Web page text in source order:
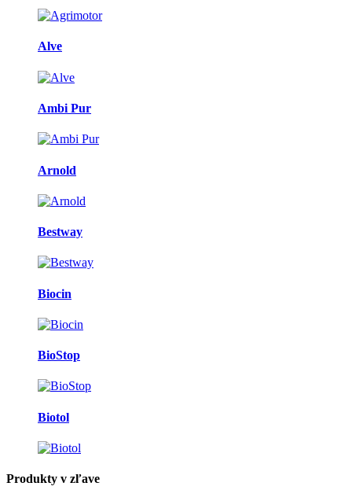
Alve
Ambi Pur
Arnold
Bestway
Biocin
BioStop
Biotol
Produkty v zľave